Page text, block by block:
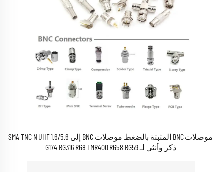
موصلات BNC المثبتة بالضغط موصلات BNC إلى SMA TNC N UHF 1.6/5.6
ذكر وأنثى لـ G174 RG316 RG8 LMR400 RG58 RG59